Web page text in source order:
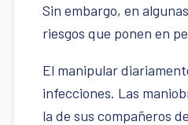
Sin embargo, en
riesgos que ponen en
El manipular
infecciones. Las
la de sus compañeros